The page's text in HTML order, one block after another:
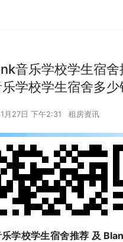
音乐学校学生宿舍
学校学生宿舍多少
月27日 下午2:31 租房资讯
学校学生宿舍推荐 及